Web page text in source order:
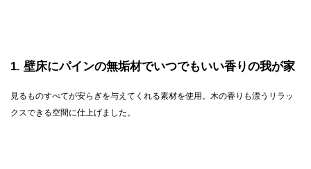
1 壁床にパインの無垢材でいつでもいい香りの我が家
見るものすべてが安らぎを与えてくれる素材を使用。木の香りも漂うリラッ
クスできる空間に仕上げました。